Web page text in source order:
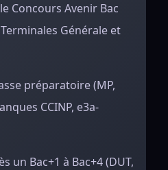
Concours Avenir Bac
Générale et
préparatoire (MP,
CCINP, e3a-
un Bac+1 à Bac+4 (DUT,